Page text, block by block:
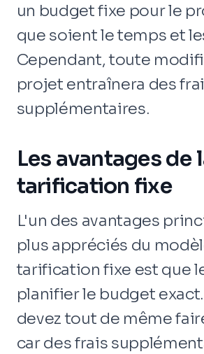
un budget fixe pour le
que soient le temps et
Cependant, toute
projet entraînera des
supplémentaires.
Les avantages de
tarification fixe
L'un des avantages
plus appréciés du
tarification fixe est que
planifier le budget
devez tout de même
car des frais